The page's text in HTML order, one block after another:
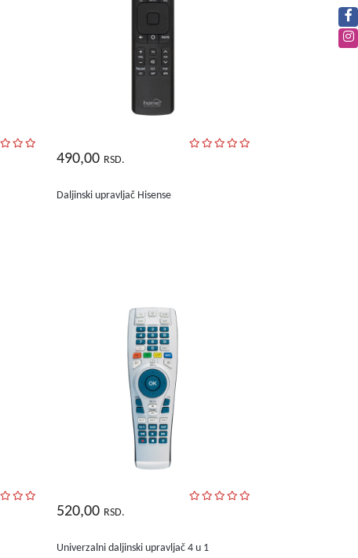
490,00 RSD.
Daljinski upravljač Hisense
520,00 RSD.
Univerzalni daljinski upravljač 4 u 1